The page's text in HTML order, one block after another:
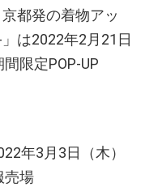
都発の着物アッ
は2022年2⽉21⽇
限定POP-UP
年3⽉3⽇（木）
売場